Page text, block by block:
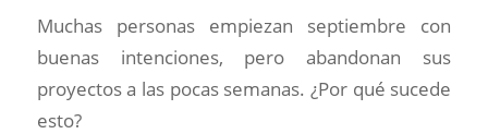
Muchas personas empiezan septiembre con
buenas intenciones, pero abandonan sus
proyectos a las pocas semanas. ¿Por qué sucede
esto?